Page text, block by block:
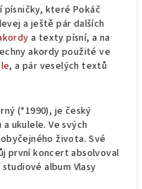
písničky, které Pokáč
a ještě pár dalších
a texty písní, a na
akordy použité ve
, a pár veselých textů
(*1990), je český
ukulele. Ve svých
života. Své
první koncert absolvoval
album Vlasy